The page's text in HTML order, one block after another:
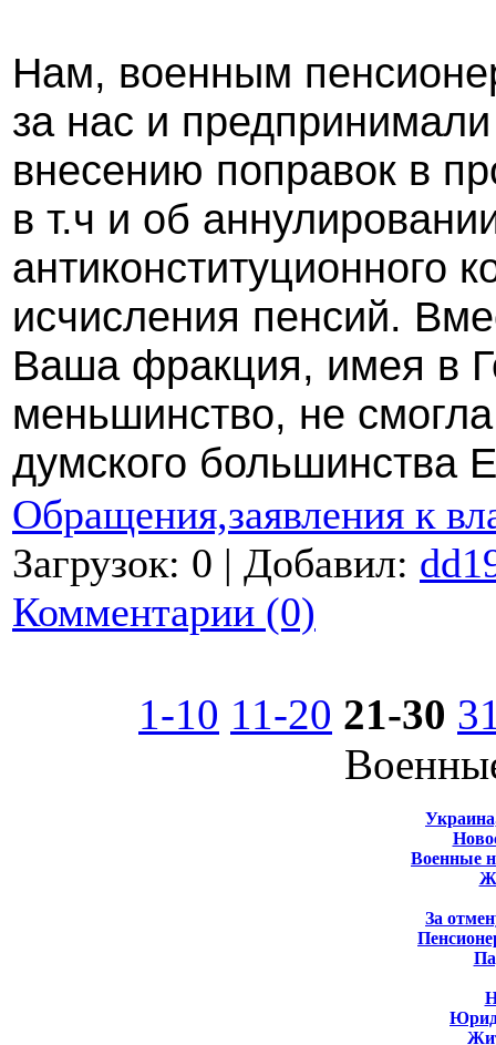
Нам, военным
за нас и
внесению поправок в
в т.ч и об
антиконституционного
исчисления пенсий.
Ваша фракция, имея в
меньшинство, не
думского большинства
Обращения,заявления к
Загрузок: 0 | Добавил:
Комментарии (0)
1-10 11-20 21-30
Военные
За